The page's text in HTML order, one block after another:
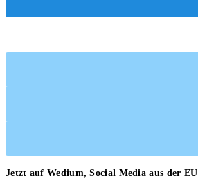
Ohren
Sandra
Jetzt auf Wedium, Social Media aus der EU